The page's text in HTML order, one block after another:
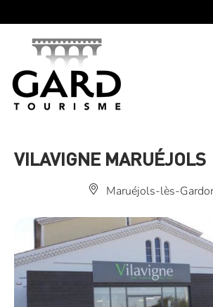
VILAVIGNE MARUÉJOLS
Maruéjols-lès-